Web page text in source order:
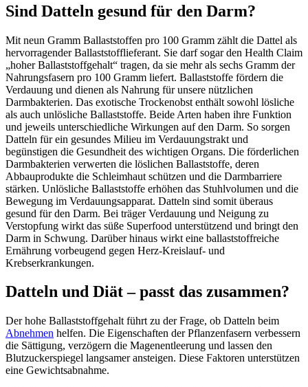
Sind Datteln gesund für den Darm?
Mit neun Gramm Ballaststoffen pro 100 Gramm zählt die Dattel als
hervorragender Ballaststofflieferant. Sie darf sogar den Health Claim
„hoher Ballaststoffgehalt“ tragen, da sie mehr als sechs Gramm der
Nahrungsfasern pro 100 Gramm liefert. Ballaststoffe fördern die
Verdauung und dienen als Nahrung für unsere nützlichen
Darmbakterien. Das exotische Trockenobst enthält sowohl lösliche
als auch unlösliche Ballaststoffe. Beide Arten haben ihre Funktion
und jeweils unterschiedliche Wirkungen auf den Darm. So sorgen
Datteln für ein gesundes Milieu im Verdauungstrakt und
begünstigen die Gesundheit des wichtigen Organs. Die förderlichen
Darmbakterien verwerten die löslichen Ballaststoffe, deren
Abbauprodukte die Schleimhaut schützen und die Darmbarriere
stärken. Unlösliche Ballaststoffe erhöhen das Stuhlvolumen und die
Bewegung im Verdauungsapparat. Datteln sind somit überaus
gesund für den Darm. Bei träger Verdauung und Neigung zu
Verstopfung wirkt das süße Superfood unterstützend und bringt den
Darm in Schwung. Darüber hinaus wirkt eine ballaststoffreiche
Ernährung vorbeugend gegen Herz-Kreislauf- und
Krebserkrankungen.
Datteln und Diät – passt das zusammen?
Der hohe Ballaststoffgehalt führt zu der Frage, ob Datteln beim
Abnehmen helfen. Die Eigenschaften der Pflanzenfasern verbessern
die Sättigung, verzögern die Magenentleerung und lassen den
Blutzuckerspiegel langsamer ansteigen. Diese Faktoren unterstützen
eine Gewichtsabnahme.